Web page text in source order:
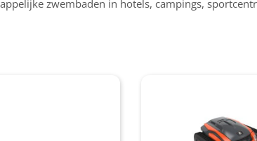
zwembaden in hotels, campings,